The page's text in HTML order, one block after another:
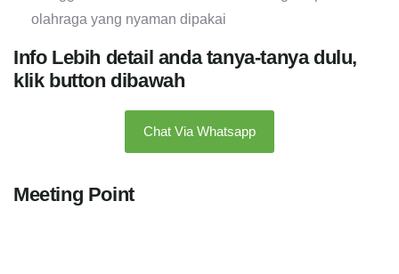
olahraga yang nyaman dipakai
Info Lebih detail anda tanya-tanya dulu,
klik button dibawah
Chat Via Whatsapp
Meeting Point